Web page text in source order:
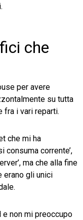
che
per avere
su tutta
fra i vari reparti.
che mi ha
consuma corrente’,
ma che alla fine
erano gli unici
e non mi preoccupo